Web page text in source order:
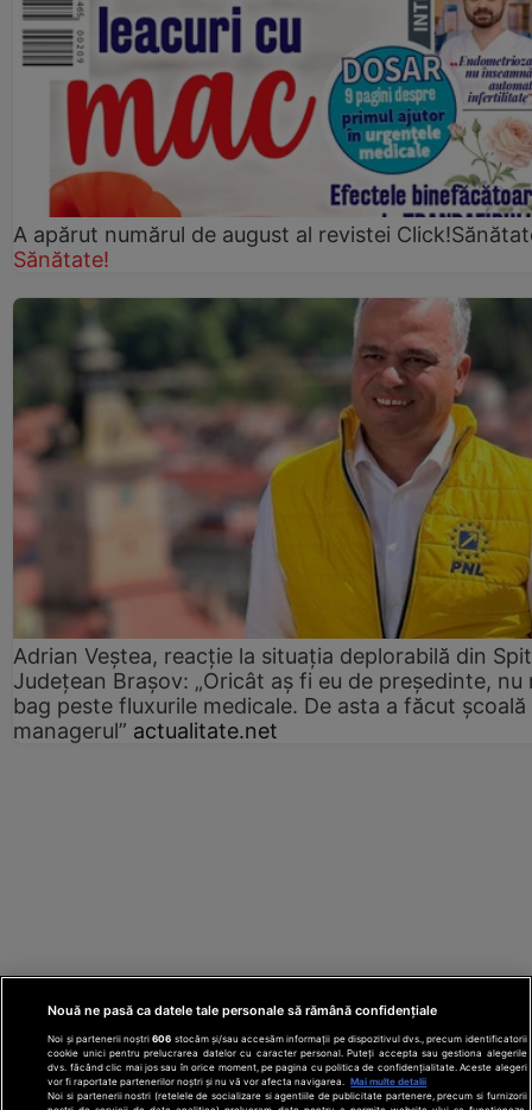
A apărut numărul de august al revistei
Sănătate!
Adrian Veștea, reacție la situația deplorabilă din
Județean Brașov: „Oricât aș fi eu de președinte, nu
bag peste fluxurile medicale. De asta a făcut școală
managerul” actualitate.net
Nouă ne pasă ca datele tale personale să rămână confidențiale
Noi și partenerii noștri606 stocăm și/sau accesăm informații pe dispozitivul dvs., precum identificatorii
cookie unici pentru prelucrarea datelor cu caracter personal. Puteți accepta sau gestiona alegerile
dvs. făcând clic mai jos sau în orice moment, pe pagina cu politica de confidențialitate. Aceste alegeri
vor fi raportate partenerilor noștri și nu vă vor afecta navigarea.
Mai multe detalii
Noi si partenerii nostri (retelele de socializare si agentiile de publicitate partenere, precum si furnizorii